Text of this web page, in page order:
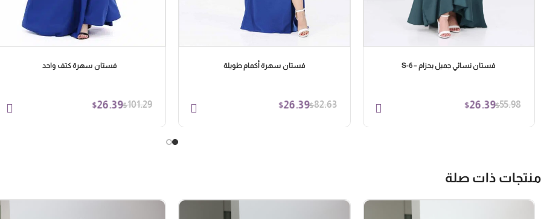
فستان نسائي جميل بحزام – S-6
$55.98
$26.39
فستان سهرة أكمام طويلة
$82.63
$26.39
فستان سهرة كتف واحد
$101.29
$26.39
منتجات ذات صلة